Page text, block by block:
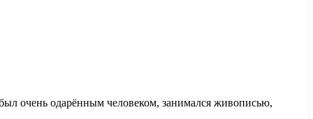
очень одарённым человеком, занимался живописью,